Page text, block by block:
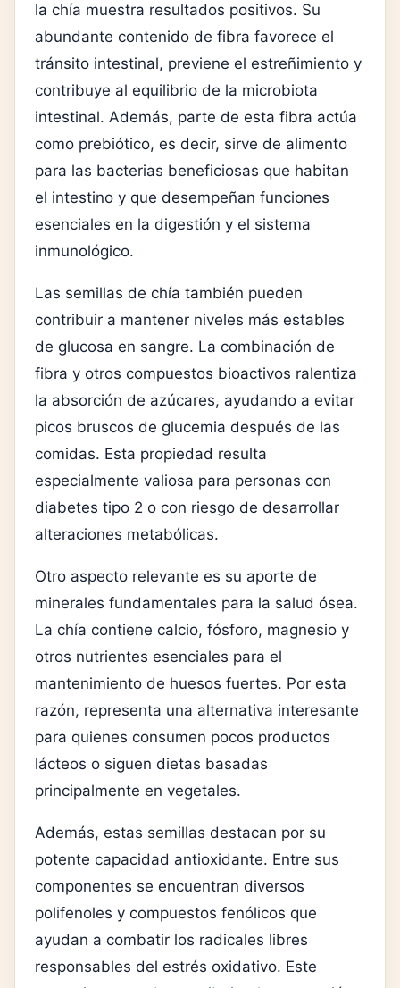
la chía muestra resultados positivos. Su
abundante contenido de fibra favorece el
tránsito intestinal, previene el estreñimiento y
contribuye al equilibrio de la microbiota
intestinal. Además, parte de esta fibra actúa
como prebiótico, es decir, sirve de alimento
para las bacterias beneficiosas que habitan
el intestino y que desempeñan funciones
esenciales en la digestión y el sistema
inmunológico.
Las semillas de chía también pueden
contribuir a mantener niveles más estables
de glucosa en sangre. La combinación de
fibra y otros compuestos bioactivos ralentiza
la absorción de azúcares, ayudando a evitar
picos bruscos de glucemia después de las
comidas. Esta propiedad resulta
especialmente valiosa para personas con
diabetes tipo 2 o con riesgo de desarrollar
alteraciones metabólicas.
Otro aspecto relevante es su aporte de
minerales fundamentales para la salud ósea.
La chía contiene calcio, fósforo, magnesio y
otros nutrientes esenciales para el
mantenimiento de huesos fuertes. Por esta
razón, representa una alternativa interesante
para quienes consumen pocos productos
lácteos o siguen dietas basadas
principalmente en vegetales.
Además, estas semillas destacan por su
potente capacidad antioxidante. Entre sus
componentes se encuentran diversos
polifenoles y compuestos fenólicos que
ayudan a combatir los radicales libres
responsables del estrés oxidativo. Este